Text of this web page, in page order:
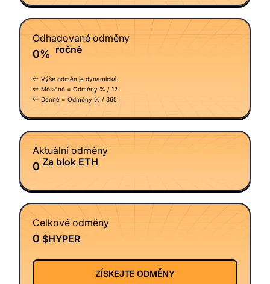
Odhadované odměny
0% ročně
Výše odměn je dynamická
Měsíčně = Odměny % / 12
Denně = Odměny % / 365
Aktuální odměny
0 Za blok ETH
Celkové odměny
0 $HYPER
ZÍSKEJTE ODMĚNY